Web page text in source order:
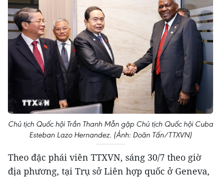
Chủ tịch Quốc hội Trần Thanh Mẫn gặp Chủ tịch Quốc hội Cuba
Esteban Lazo Hernandez. (Ảnh: Doãn Tấn/TTXVN)
Theo đặc phái viên TTXVN, sáng 30/7 theo giờ
địa phương, tại Trụ sở Liên hợp quốc ở Geneva,